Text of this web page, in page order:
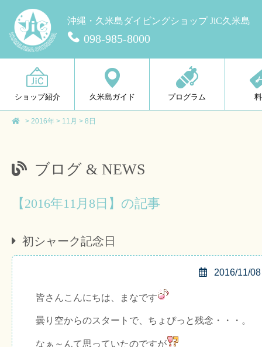
沖縄・久米島ダイビングショップ JiC久米島
098-985-8000
ショップ紹介 久米島ガイド プログラム
> 2016年 > 11月 > 8日
ブログ & NEWS
【2016年11月8日】の記事
初シャーク記念日
2016/11/08
皆さんこんにちは、まなです
曇り空からのスタートで、ちょぴっと残念・・・。
なぁ～んて思っていたのですが